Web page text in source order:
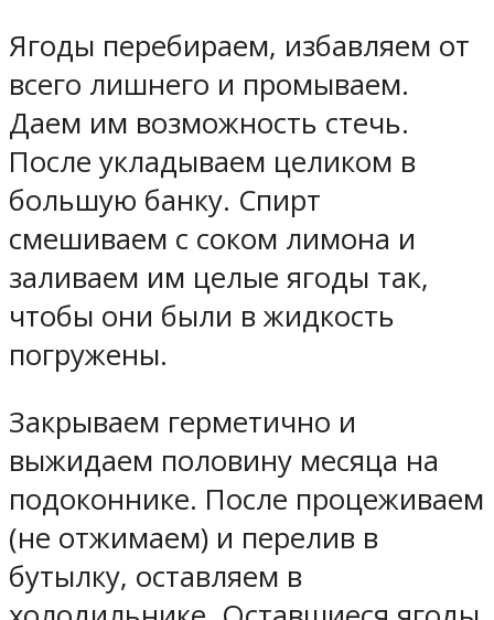
Ягоды перебираем, избавляем от
всего лишнего и промываем.
Даем им возможность стечь.
После укладываем целиком в
большую банку. Спирт
смешиваем с соком лимона и
заливаем им целые ягоды так,
чтобы они были в жидкость
погружены.
Закрываем герметично и
выжидаем половину месяца на
подоконнике. После процеживаем
(не отжимаем) и перелив в
бутылку, оставляем в